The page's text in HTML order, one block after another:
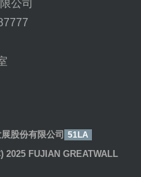
公司
股份有限公司 51LA
2025 FUJIAN GREATWALL